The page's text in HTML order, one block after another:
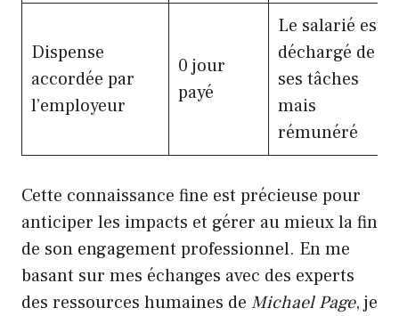
Dispense
accordée par
l’employeur
0 jour
payé
Le salarié est
déchargé de
ses tâches
mais
rémunéré
Cette connaissance fine est précieuse pour
anticiper les impacts et gérer au mieux la fin
de son engagement professionnel. En me
basant sur mes échanges avec des experts
des ressources humaines de Michael Page, je